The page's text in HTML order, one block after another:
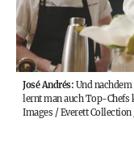
José Andrés: Und
lernt man auch Top-Chefs
Images / Everett